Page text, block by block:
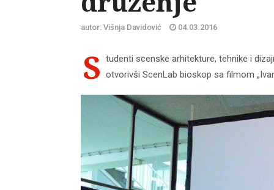
autor: Višnja Davidović 04.03.2016
S tudenti scenske arhitekture, tehnike i
otvorivši ScenLab bioskop sa filmom